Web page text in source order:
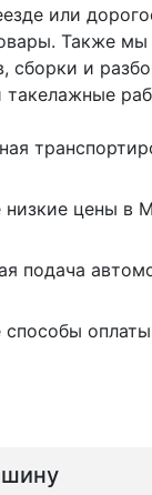
или
Также мы
сборки и
такелажные
цены в
подача
оплаты